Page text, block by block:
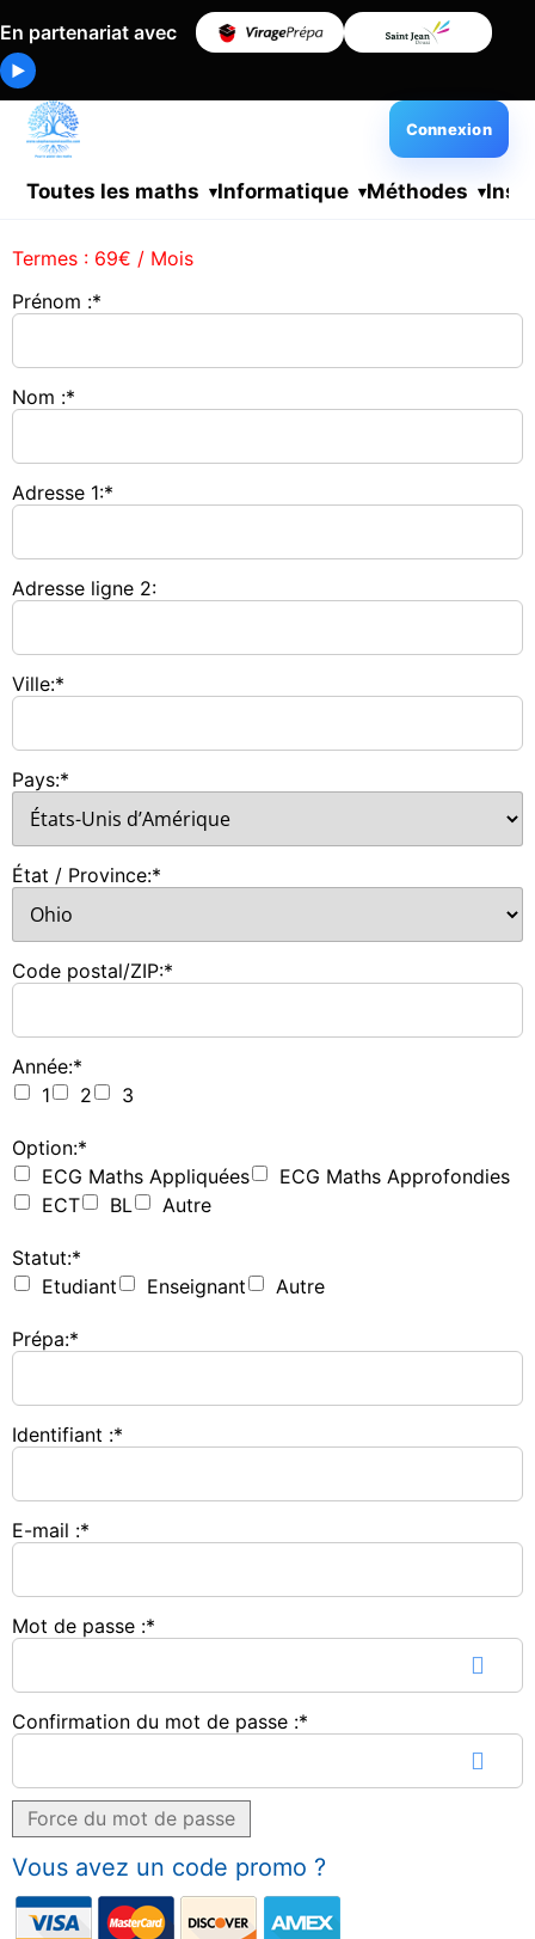
En partenariat avec
▶
Toutes les maths Informatique Méthodes
Connexion
Termes : 69€ / Mois
Prénom :*
Nom :*
Adresse 1:*
Adresse ligne 2:
Ville:*
Pays:*
État / Province:*
Code postal/ZIP:*
Année:*
1
2 3
Option:*
ECG Maths Appliquées
ECG Maths Approfondies
ECT
BL Autre
Statut:*
Etudiant
Enseignant Autre
Prépa:*
Identifiant :*
E-mail :*
Mot de passe :*
Confirmation du mot de passe :*
Force du mot de passe
Vous avez un code promo ?